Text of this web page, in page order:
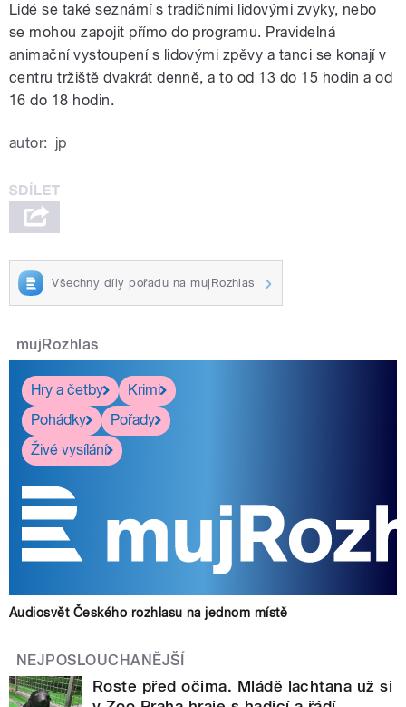
Lidé se také seznámí s tradičními lidovými zvyky, nebo
se mohou zapojit přímo do programu. Pravidelná
animační vystoupení s lidovými zpěvy a tanci se konají v
centru tržiště dvakrát denně, a to od 13 do 15 hodin a od
16 do 18 hodin.
autor: jp
Všechny díly pořadu na mujRozhlas
mujRozhlas
Hry a četby
Krimi
Pohádky
Pořady
Živé vysílání
Audiosvět Českého rozhlasu na jednom místě
NEJPOSLOUCHANĚJŠÍ
Roste před očima. Mládě lachtana už si